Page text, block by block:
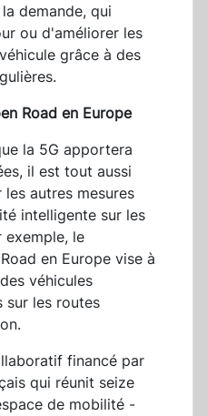
demande, qui
ou d'améliorer les
grâce à des
Road en Europe
la 5G apportera
il est tout aussi
autres mesures
intelligente sur les
exemple, le
en Europe vise à
véhicules
sur les routes
financé par
qui réunit seize
de mobilité -